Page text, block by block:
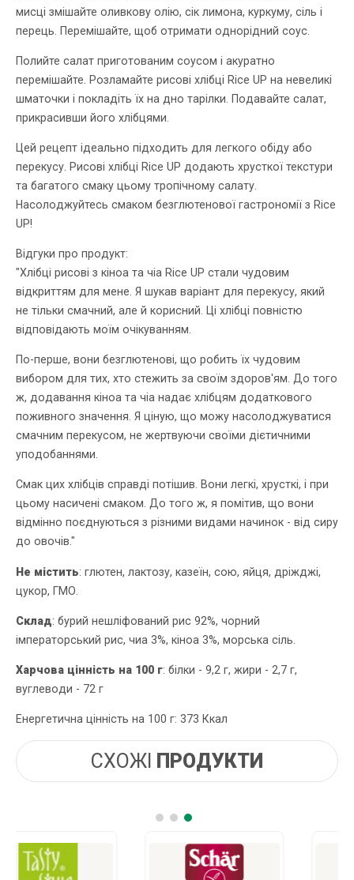
мисці змішайте оливкову олію, сік лимона, куркуму, сіль і
перець. Перемішайте, щоб отримати однорідний соус.
Полийте салат приготованим соусом і акуратно
перемішайте. Розламайте рисові хлібці Rice UP на невеликі
шматочки і покладіть їх на дно тарілки. Подавайте салат,
прикрасивши його хлібцями.
Цей рецепт ідеально підходить для легкого обіду або
перекусу. Рисові хлібці Rice UP додають хрусткої текстури
та багатого смаку цьому тропічному салату.
Насолоджуйтесь смаком безглютенової гастрономії з Rice
UP!
Відгуки про продукт:
"Хлібці рисові з кіноа та чіа Rice UP стали чудовим
відкриттям для мене. Я шукав варіант для перекусу, який
не тільки смачний, але й корисний. Ці хлібці повністю
відповідають моїм очікуванням.
По-перше, вони безглютенові, що робить їх чудовим
вибором для тих, хто стежить за своїм здоров'ям. До того
ж, додавання кіноа та чіа надає хлібцям додаткового
поживного значення. Я ціную, що можу насолоджуватися
смачним перекусом, не жертвуючи своїми дієтичними
уподобаннями.
Смак цих хлібців справді потішив. Вони легкі, хрусткі, і при
цьому насичені смаком. До того ж, я помітив, що вони
відмінно поєднуються з різними видами начинок - від сиру
до овочів."
Не містить: глютен, лактозу, казеїн, сою, яйця, дріжджі,
цукор, ГМО.
Склад: бурий нешліфований рис 92%, чорний
імператорський рис, чиа 3%, кіноа 3%, морська сіль.
Харчова цінність на 100 г: білки - 9,2 г, жири - 2,7 г,
вуглеводи - 72 г
Енергетична цінність на 100 г: 373 Ккал
СХОЖІ ПРОДУКТИ